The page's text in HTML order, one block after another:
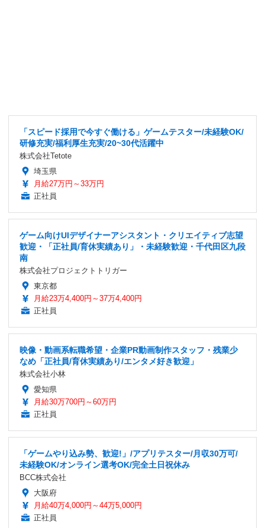
「スピード採用で今すぐ働ける」ゲームテスター/未経験OK/
研修充実/福利厚生充実/20~30代活躍中
株式会社Tetote
埼玉県
月給27万円～33万円
正社員
ゲーム向けUIデザイナーアシスタント・クリエイティブ志望
歓迎・「正社員/育休実績あり」・未経験歓迎・千代田区九段
南
株式会社プロジェクトトリガー
東京都
月給23万4,400円～37万4,400円
正社員
映像・動画系転職希望・企業PR動画制作スタッフ・残業少
なめ「正社員/育休実績あり/エンタメ好き歓迎」
株式会社小林
愛知県
月給30万700円～60万円
正社員
「ゲームやり込み勢、歓迎!」/アプリテスター/月収30万可/
未経験OK/オンライン選考OK/完全土日祝休み
BCC株式会社
大阪府
月給40万4,000円～44万5,000円
正社員